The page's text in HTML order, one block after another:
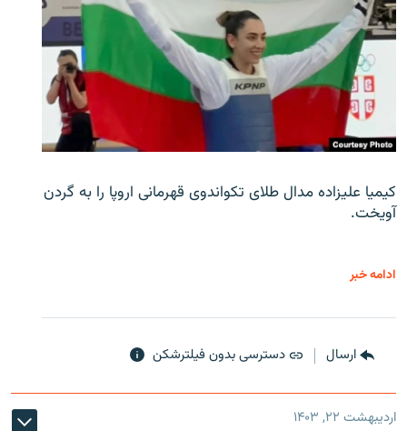
کیمیا علیزاده مدال طلای تکواندوی قهرمانی اروپا را به گردن
آویخت.
ادامه خبر
ارسال دسترسی بدون فیلترشکن
اردیبهشت ۲۲, ۱۴۰۳